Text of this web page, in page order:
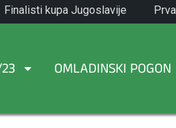
Finalisti kupa Jugoslavije
1965.
OMLADINSKI POGON